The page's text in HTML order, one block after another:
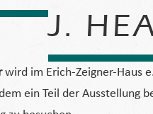
J.
wird im Erich-Zeigner-Haus
ein Teil der Ausstellung